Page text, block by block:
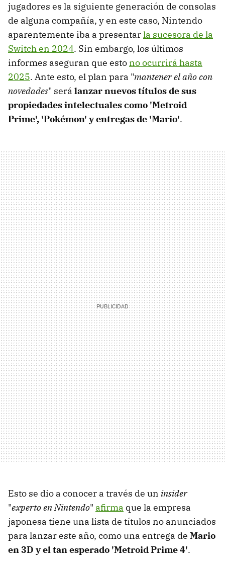
jugadores es la siguiente generación de consolas
de alguna compañía, y en este caso, Nintendo
aparentemente iba a presentarla sucesora de la
Switch en 2024. Sin embargo, los últimos
informes aseguran que estono ocurrirá hasta
2025. Ante esto, el plan para "mantener el año con
novedades" será lanzar nuevos títulos de sus
propiedades intelectuales como 'Metroid
Prime', 'Pokémon' y entregas de 'Mario'.
Esto se dio a conocer a través de un insider
"experto en Nintendo" afirma que la empresa
japonesa tiene una lista de títulos no anunciados
para lanzar este año, como una entrega de Mario
en 3D y el tan esperado 'Metroid Prime 4'.